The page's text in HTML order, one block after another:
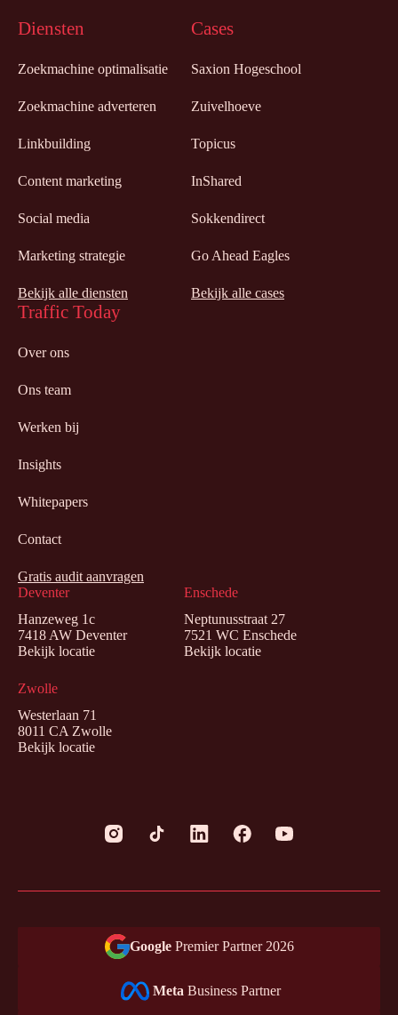
Deventer
Hanzeweg 1c
7418 AW Deventer
Bekijk locatie
Enschede
Neptunusstraat 27
7521 WC Enschede
Bekijk locatie
Zwolle
Westerlaan 71
8011 CA Zwolle
Bekijk locatie
Diensten
Zoekmachine optimalisatie
Zoekmachine adverteren
Linkbuilding
Content marketing
Social media
Marketing strategie
Bekijk alle diensten
Cases
Saxion Hogeschool
Zuivelhoeve
Topicus
InShared
Sokkendirect
Go Ahead Eagles
Bekijk alle cases
Traffic Today
Over ons
Ons team
Werken bij
Insights
Whitepapers
Contact
Gratis audit aanvragen
Google Premier Partner 2026
Meta Business Partner